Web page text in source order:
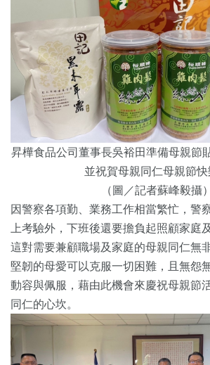
昇樺食品公司董事長吳裕田準備母親節
並祝賀母親同仁母親節快
（圖／記者蘇峰毅攝）
因警察各項勤、業務工作相當繁忙，警
上考驗外，下班後還要擔負起照顧家庭
這對需要兼顧職場及家庭的母親同仁無
堅韌的母愛可以克服一切困難，且無怨
動容與佩服，藉由此機會來慶祝母親節
同仁的心坎。